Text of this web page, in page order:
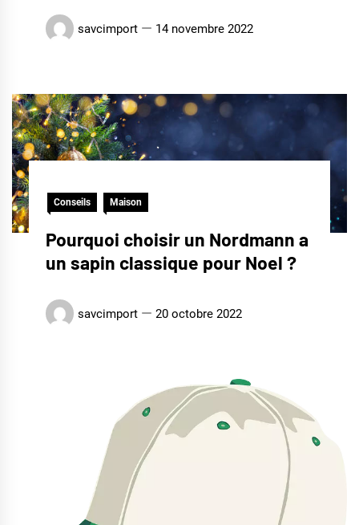
savcimport 14 novembre 2022
Conseils Maison
Pourquoi choisir un Nordmann a
un sapin classique pour Noel ?
savcimport 20 octobre 2022